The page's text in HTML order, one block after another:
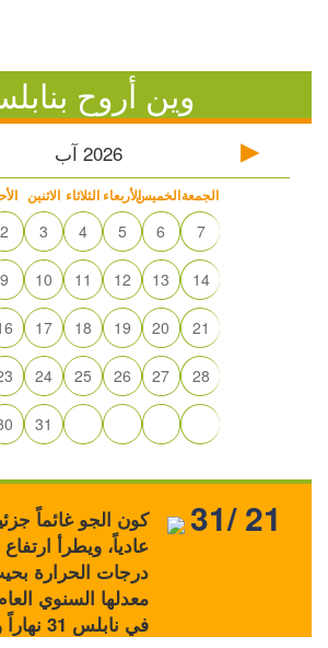
وين أروح
2026 آب
الاثنين الثلاثاء الأربعاءالخميسالجمعة
2 3 4 5 6 7
9 10 11 12 13 14
17 18 19 20 21
24 25 26 27 28
31
كون الجو غائماً
عادياً، ويطرأ
درجات الحرارة
معدلها السنوي
في نابلس 31 نهاراً و21 ليلاً.
31/ 21